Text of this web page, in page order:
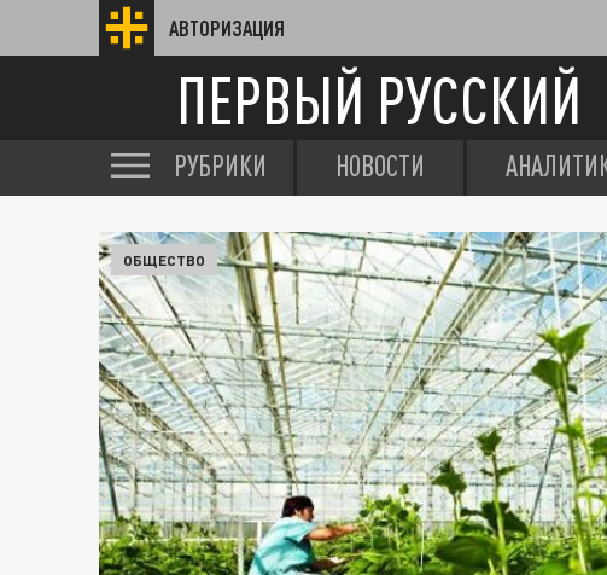
АВТОРИЗАЦИЯ
ПЕРВЫЙ РУССКИЙ
РУБРИКИ НОВОСТИ
ОБЩЕСТВО